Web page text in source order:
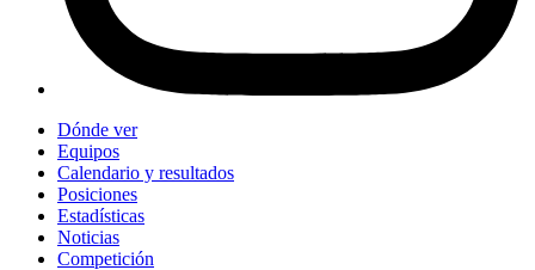
Dónde ver
Equipos
Calendario y resultados
Posiciones
Estadísticas
Noticias
Competición